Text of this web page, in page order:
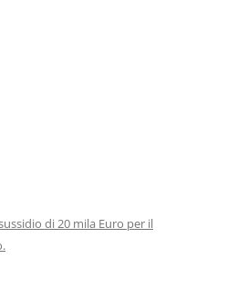
di 20 mila Euro per il